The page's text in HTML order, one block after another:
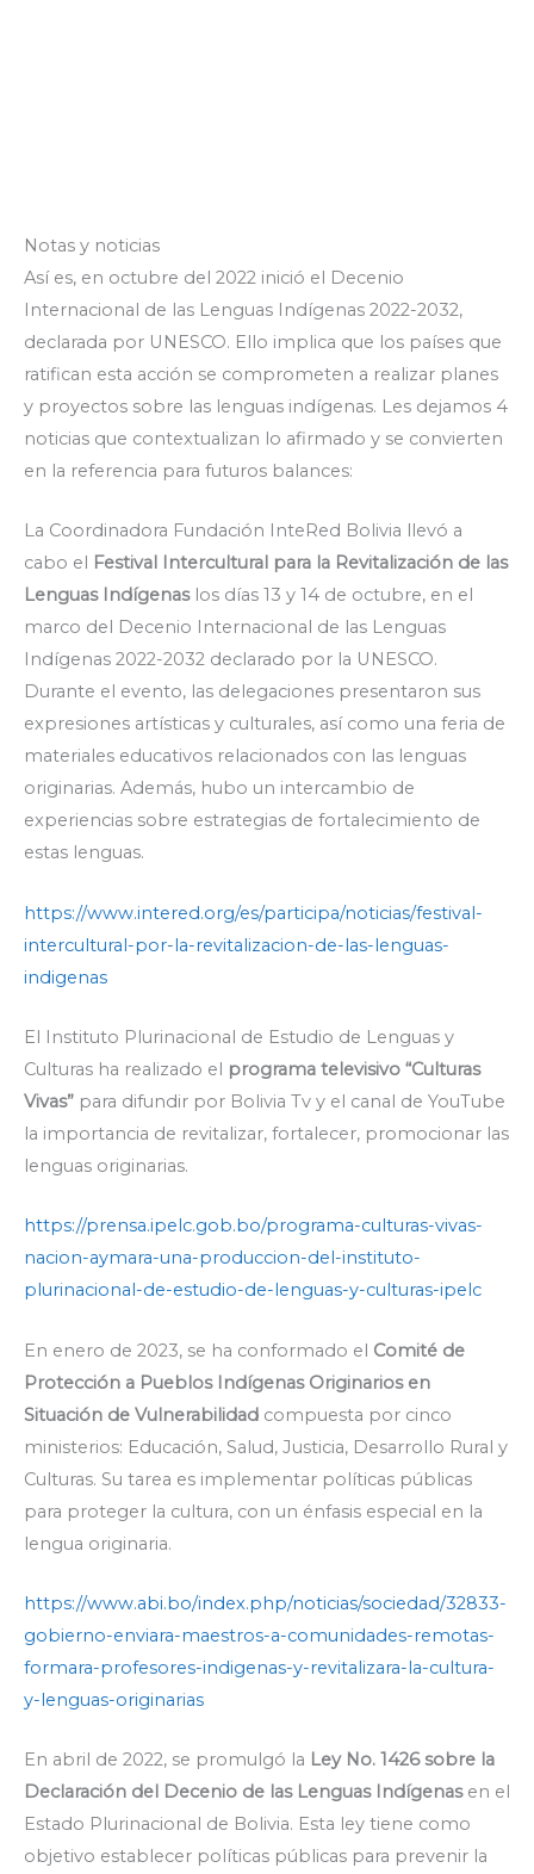
Notas y noticias
Así es, en octubre del 2022 inició el Decenio
Internacional de las Lenguas Indígenas 2022-2032,
declarada por UNESCO. Ello implica que los países que
ratifican esta acción se comprometen a realizar planes
y proyectos sobre las lenguas indígenas. Les dejamos 4
noticias que contextualizan lo afirmado y se convierten
en la referencia para futuros balances:
La Coordinadora Fundación InteRed Bolivia llevó a
cabo el Festival Intercultural para la Revitalización de las
Lenguas Indígenaslos días 13 y 14 de octubre, en el
marco del Decenio Internacional de las Lenguas
Indígenas 2022-2032 declarado por la UNESCO.
Durante el evento, las delegaciones presentaron sus
expresiones artísticas y culturales, así como una feria de
materiales educativos relacionados con las lenguas
originarias. Además, hubo un intercambio de
experiencias sobre estrategias de fortalecimiento de
estas lenguas.
https://www.intered.org/es/participa/noticias/festival-
intercultural-por-la-revitalizacion-de-las-lenguas-
indigenas
El Instituto Plurinacional de Estudio de Lenguas y
Culturas ha realizado el programa televisivo “Culturas
Vivas” para difundir por Bolivia Tv y el canal de YouTube
la importancia de revitalizar, fortalecer, promocionar las
lenguas originarias.
https://prensa.ipelc.gob.bo/programa-culturas-vivas-
nacion-aymara-una-produccion-del-instituto-
plurinacional-de-estudio-de-lenguas-y-culturas-ipelc
En enero de 2023, se ha conformado el Comité de
Protección a Pueblos Indígenas Originarios en
Situación de Vulnerabilidad compuesta por cinco
ministerios: Educación, Salud, Justicia, Desarrollo Rural y
Culturas. Su tarea es implementar políticas públicas
para proteger la cultura, con un énfasis especial en la
lengua originaria.
https://www.abi.bo/index.php/noticias/sociedad/32833-
gobierno-enviara-maestros-a-comunidades-remotas-
formara-profesores-indigenas-y-revitalizara-la-cultura-
y-lenguas-originarias
En abril de 2022, se promulgó la Ley No. 1426 sobre la
Declaración del Decenio de las Lenguas Indígenasen el
Estado Plurinacional de Bolivia. Esta ley tiene como
objetivo establecer políticas públicas para prevenir la